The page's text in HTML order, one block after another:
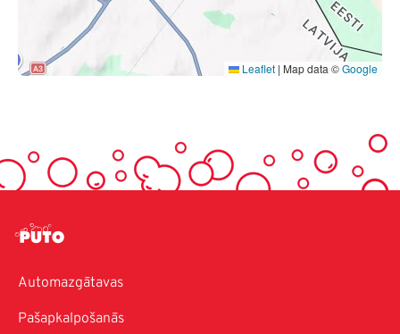
Leaflet | Map data ©Google
Automazgātavas
Pašapkalpošanās